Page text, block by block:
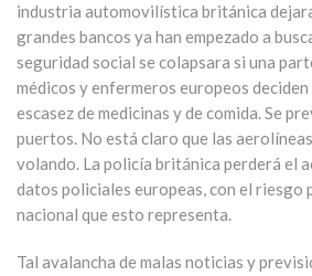
industria automovilística británica
grandes bancos ya han empezado a
seguridad social se colapsara si una
médicos y enfermeros europeos
escasez de medicinas y de comida. Se
puertos. No está claro que las
volando. La policía británica perderá el
datos policiales europeas, con el riesgo
nacional que esto representa.
Tal avalancha de malas noticias y